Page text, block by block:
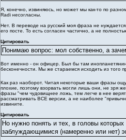
Я, конечно, извиняюсь, но может мы как-то по
Radi несогласны.
Нет. В переводе на русский моя фраза не
его посте. То есть согласен частично, а не
Цитировать
Понимаю вопрос: мол собственно, а
Вот именно - он офицер. Был бы там
бесконечности. Мы же стараемся исходить из того
Как раз наоборот. Читая некоторые ваши фразы
плохие, поэтому взорвать могли лишь они, не зря
фразы "чем чудовищнее ложь, тем легче в нее
рассматривать ВСЕ версии, а не наиболее
извините.
Цитировать
Но нужно понять и тех, в головы
заблуждающимися (намеренно или нет)